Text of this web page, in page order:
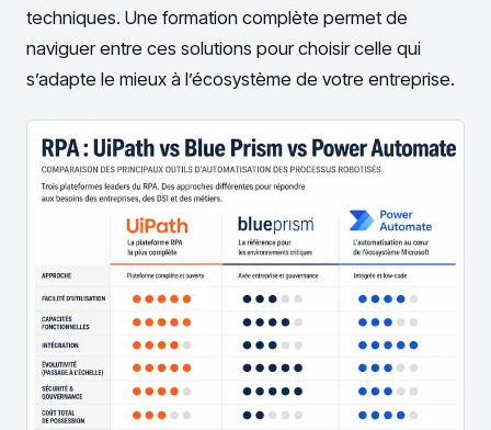
techniques. Une formation complète permet de
naviguer entre ces solutions pour choisir celle qui
s’adapte le mieux à l’écosystème de votre entreprise.